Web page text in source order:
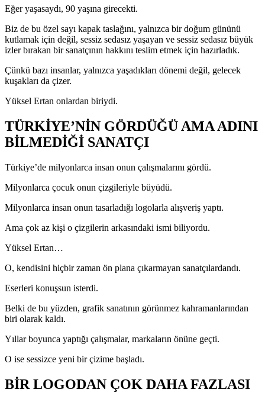
Eğer yaşasaydı, 90 yaşına girecekti.
Biz de bu özel sayı kapak taslağını, yalnızca bir doğum gününü
kutlamak için değil, sessiz sedasız yaşayan ve sessiz sedasız büyük
izler bırakan bir sanatçının hakkını teslim etmek için hazırladık.
Çünkü bazı insanlar, yalnızca yaşadıkları dönemi değil, gelecek
kuşakları da çizer.
Yüksel Ertan onlardan biriydi.
TÜRKİYE’NİN GÖRDÜĞÜ AMA ADINI
BİLMEDİĞİ SANATÇI
Türkiye’de milyonlarca insan onun çalışmalarını gördü.
Milyonlarca çocuk onun çizgileriyle büyüdü.
Milyonlarca insan onun tasarladığı logolarla alışveriş yaptı.
Ama çok az kişi o çizgilerin arkasındaki ismi biliyordu.
Yüksel Ertan…
O, kendisini hiçbir zaman ön plana çıkarmayan sanatçılardandı.
Eserleri konuşsun isterdi.
Belki de bu yüzden, grafik sanatının görünmez kahramanlarından
biri olarak kaldı.
Yıllar boyunca yaptığı çalışmalar, markaların önüne geçti.
O ise sessizce yeni bir çizime başladı.
BİR LOGODAN ÇOK DAHA FAZLASI